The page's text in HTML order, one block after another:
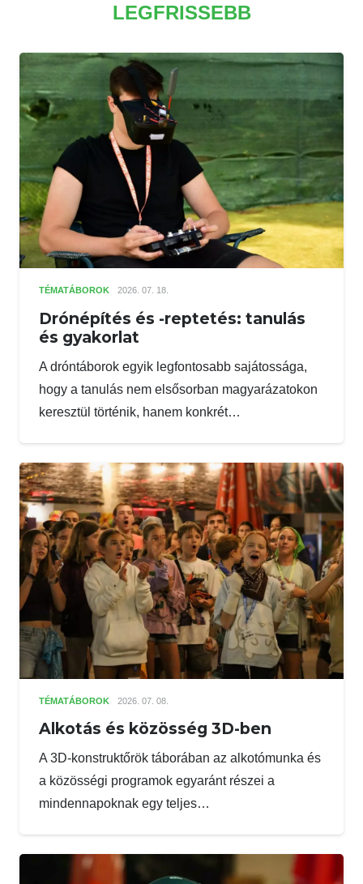
LEGFRISSEBB
TÉMATÁBOROK 2026. 07. 18.
Drónépítés és -reptetés: tanulás
és gyakorlat
A dróntáborok egyik legfontosabb sajátossága,
hogy a tanulás nem elsősorban magyarázatokon
keresztül történik, hanem konkrét…
TÉMATÁBOROK 2026. 07. 08.
Alkotás és közösség 3D-ben
A 3D-konstruktőrök táborában az alkotómunka és
a közösségi programok egyaránt részei a
mindennapoknak egy teljes…